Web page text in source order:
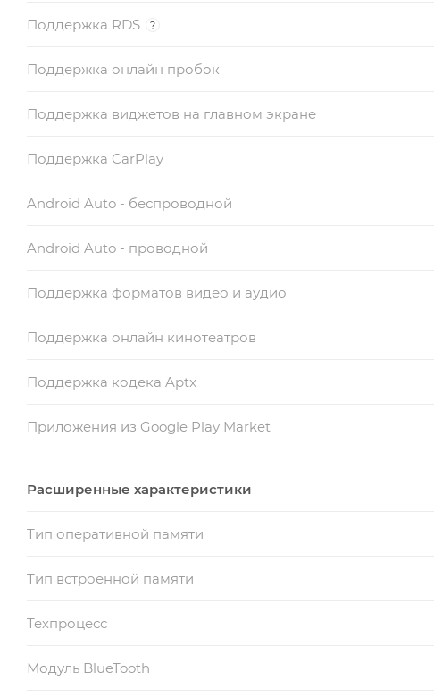
Поддержка RDS ?
Поддержка онлайн пробок
Поддержка виджетов на главном экране
Поддержка CarPlay
Android Auto - беспроводной
Android Auto - проводной
Поддержка форматов видео и аудио
Поддержка онлайн кинотеатров
Поддержка кодека Aptx
Приложения из Google Play Market
Расширенные характеристики
Тип оперативной памяти
Тип встроенной памяти
Техпроцесс
Модуль BlueTooth